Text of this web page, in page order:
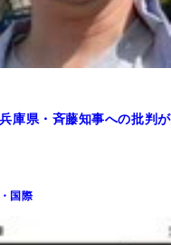
庫県・斉藤知事への批判が
国際